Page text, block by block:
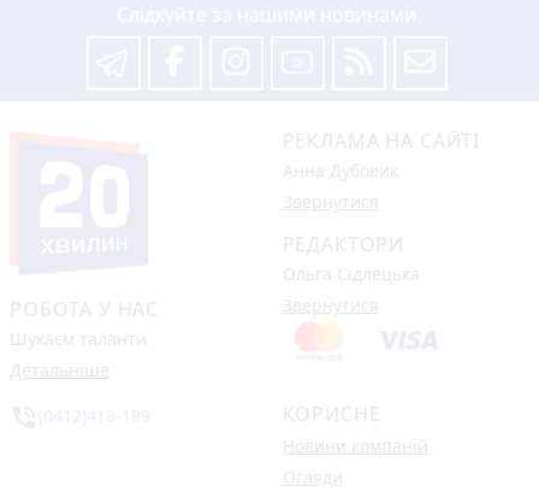
РОБОТА У НАС
Шукаєм таланти
Детальніше
РЕКЛАМА НА САЙТІ
Анна Дубовик
Звернутися
РЕДАКТОРИ
Ольга Сідлецька
Звернутися
КОРИСНЕ
Новини компаній
Огляди